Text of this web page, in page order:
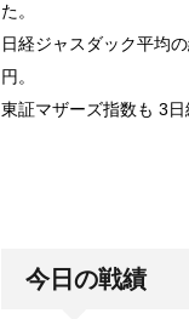
た。
日経ジャスダック平均
円。
東証マザーズ指数も 3
今日の戦績